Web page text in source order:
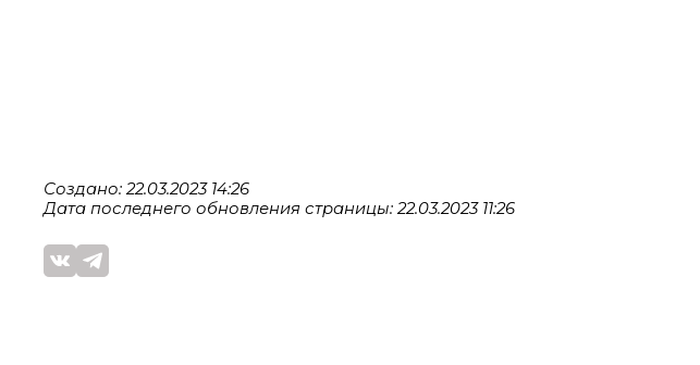
Создано: 22.03.2023 14:26
Дата последнего обновления страницы: 22.03.2023 11:26